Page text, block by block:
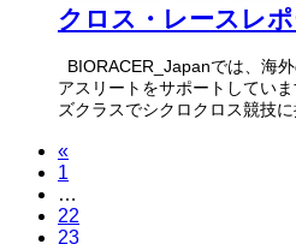
クロス・レースレポ
BIORACER_Japanでは、海
アスリートをサポートしてい
ズクラスでシクロクロス競技
«
1
…
22
23